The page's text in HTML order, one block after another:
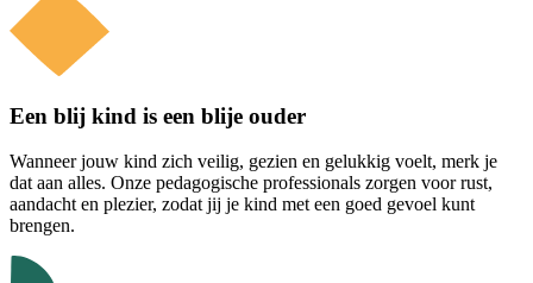
Een blij kind is een blije ouder
Wanneer jouw kind zich veilig, gezien en gelukkig voelt, merk je
dat aan alles. Onze pedagogische professionals zorgen voor rust,
aandacht en plezier, zodat jij je kind met een goed gevoel kunt
brengen.